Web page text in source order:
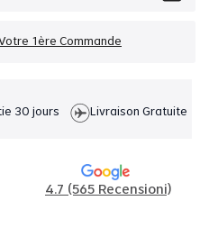
1ère Commande
30 jours Livraison Gratuite
4.7 (565 Recensioni)